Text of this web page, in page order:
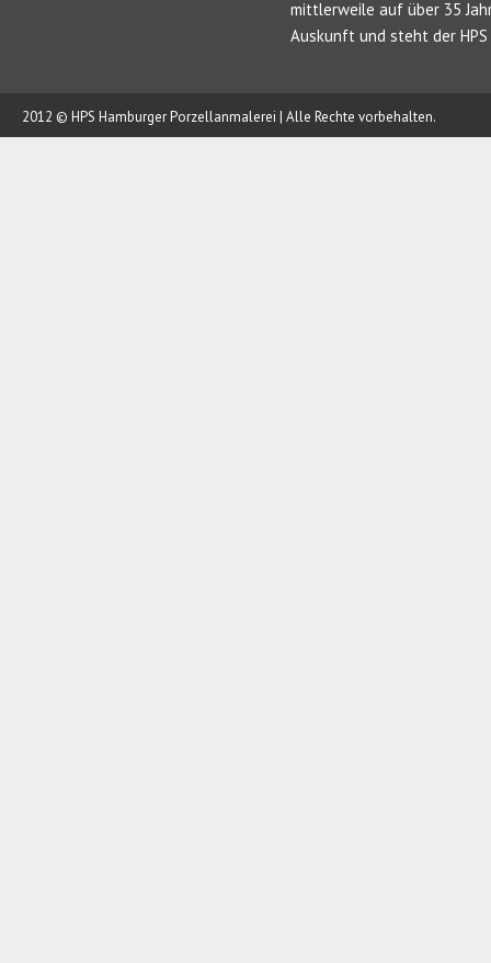
mittlerweile auf über 35
Auskunft und steht der
2012 © HPS Hamburger Porzellanmalerei | Alle Rechte vorbehalten.